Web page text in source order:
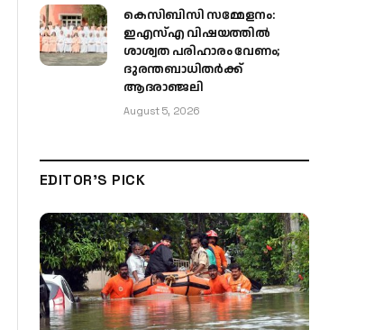
കെസിബിസി സമ്മേളനം:
ഇഎസ്എ വിഷയത്തിൽ
ശാശ്വത പരിഹാരം വേണം;
ദുരന്തബാധിതർക്ക്
ആദരാഞ്ജലി
August 5, 2026
EDITOR'S PICK